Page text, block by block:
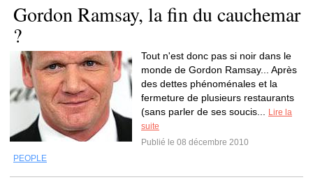
Gordon Ramsay, la fin du cauchemar
?
Tout n'est donc pas si noir dans le
monde de Gordon Ramsay... Après
des dettes phénoménales et la
fermeture de plusieurs restaurants
(sans parler de ses soucis...
Lire la
suite
Publié le 08 décembre 2010
PEOPLE